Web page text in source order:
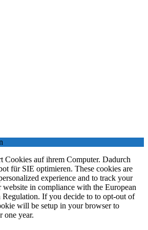
Cookies auf ihrem Computer. Dadurch
für SIE optimieren. These cookies are
experience and to track your
website in compliance with the European
Regulation. If you decide to to opt-out of
will be setup in your browser to
one year.